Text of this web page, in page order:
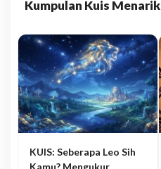
Kumpulan Kuis Menarik
KUIS: Seberapa Leo Sih